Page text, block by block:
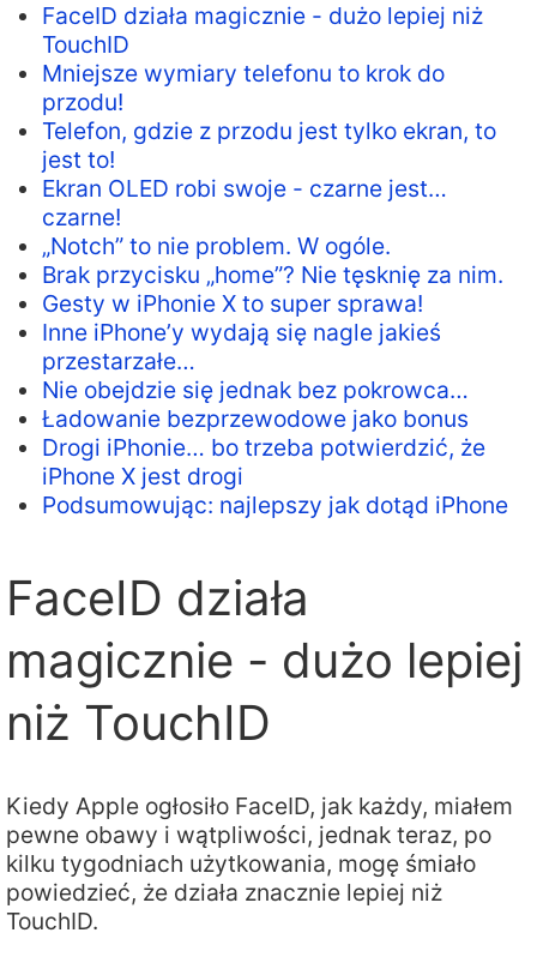
FaceID działa magicznie - dużo lepiej niż
TouchID
Mniejsze wymiary telefonu to krok do
przodu!
Telefon, gdzie z przodu jest tylko ekran, to
jest to!
Ekran OLED robi swoje - czarne jest…
czarne!
„Notch” to nie problem. W ogóle.
Brak przycisku „home”? Nie tęsknię za nim.
Gesty w iPhonie X to super sprawa!
Inne iPhone’y wydają się nagle jakieś
przestarzałe…
Nie obejdzie się jednak bez pokrowca…
Ładowanie bezprzewodowe jako bonus
Drogi iPhonie… bo trzeba potwierdzić, że
iPhone X jest drogi
Podsumowując: najlepszy jak dotąd iPhone
FaceID działa
magicznie - dużo lepiej
niż TouchID
Kiedy Apple ogłosiło FaceID, jak każdy, miałem
pewne obawy i wątpliwości, jednak teraz, po
kilku tygodniach użytkowania, mogę śmiało
powiedzieć, że działa znacznie lepiej niż
TouchID.